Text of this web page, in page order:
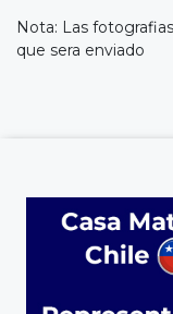
Nota: Las
que sera enviado